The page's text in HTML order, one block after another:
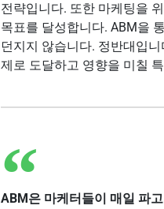
전략입니다. 또한 마케팅을
목표를 달성합니다. ABM을
던지지 않습니다. 정반대입
제로 도달하고 영향을 미칠
ABM은 마케터들이 매일 파